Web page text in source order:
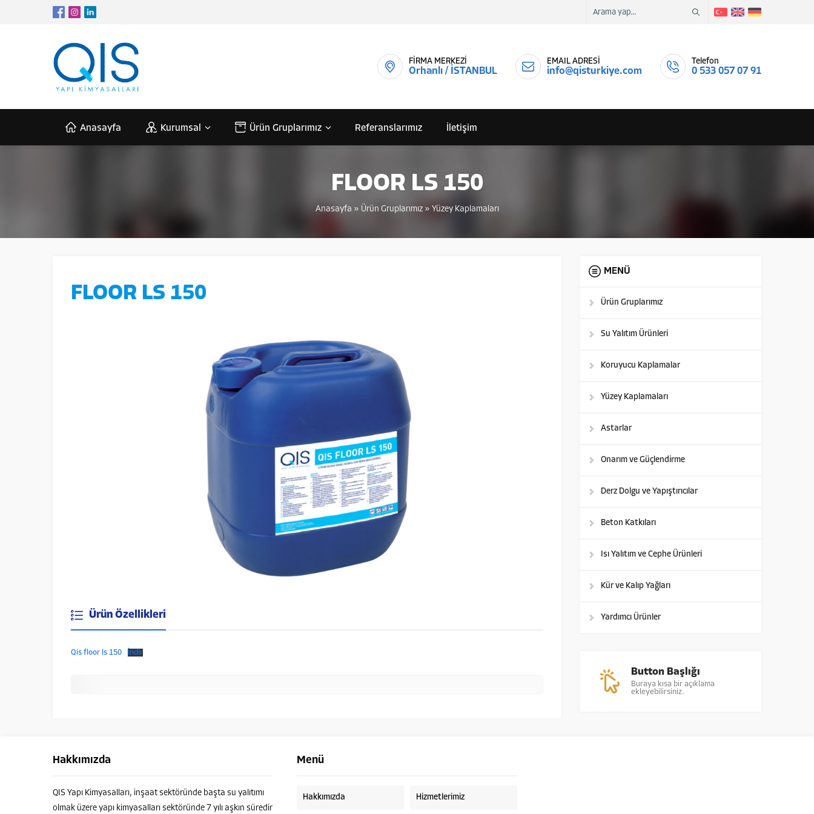
FİRMA MERKEZİ
Orhanlı / İSTANBUL
EMAIL ADRESİ
info@qisturkiye.com
Telefon
0 533 057 07 91
Anasayfa Kurumsal Ürün Gruplarımız Referanslarımız İletişim
FLOOR LS 150
Anasayfa » Ürün Gruplarımız» Yüzey Kaplamaları
FLOOR LS 150
Ürün Özellikleri
Qis floor ls 150 İndir
MENÜ
Ürün Gruplarımız
Su Yalıtım Ürünleri
Koruyucu Kaplamalar
Yüzey Kaplamaları
Astarlar
Onarım ve Güçlendirme
Derz Dolgu ve Yapıştırıcılar
Beton Katkıları
Isı Yalıtım ve Cephe Ürünleri
Kür ve Kalıp Yağları
Yardımcı Ürünler
Button Başlığı
Buraya kısa bir açıklama
ekleyebilirsiniz.
Hakkımızda
QIS Yapı Kimyasalları, inşaat sektöründe başta su yalıtımı
olmak üzere yapı kimyasalları sektöründe 7 yılı aşkın süredir
Menü
Hakkımızda Hizmetlerimiz